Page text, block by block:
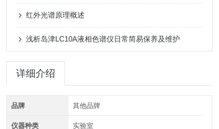
红外光谱原理概述
浅析岛津LC10A液相色谱仪日常简易保养及维护
详细介绍
品牌 其他品牌
仪器种类 实验室